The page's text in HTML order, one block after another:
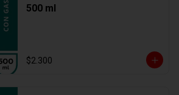
500 ml
$2.300